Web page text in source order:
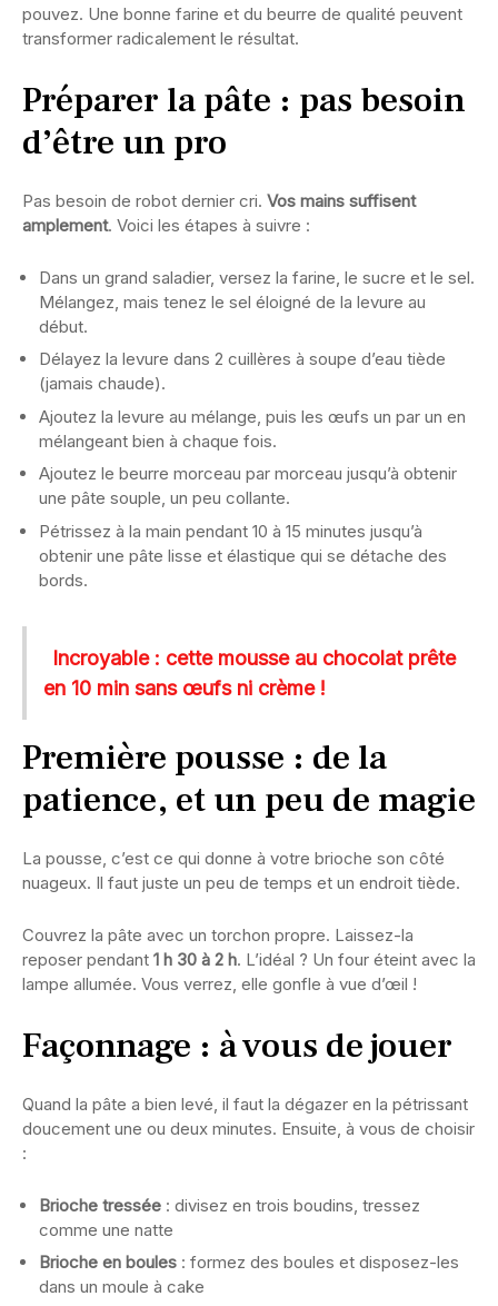
pouvez. Une bonne farine et du beurre de qualité peuvent
transformer radicalement le résultat.
Préparer la pâte : pas besoin
d’être un pro
Pas besoin de robot dernier cri. Vos mains suffisent
amplement. Voici les étapes à suivre :
Dans un grand saladier, versez la farine, le sucre et le sel.
Mélangez, mais tenez le sel éloigné de la levure au
début.
Délayez la levure dans 2 cuillères à soupe d’eau tiède
(jamais chaude).
Ajoutez la levure au mélange, puis les œufs un par un en
mélangeant bien à chaque fois.
Ajoutez le beurre morceau par morceau jusqu’à obtenir
une pâte souple, un peu collante.
Pétrissez à la main pendant 10 à 15 minutes jusqu’à
obtenir une pâte lisse et élastique qui se détache des
bords.
Incroyable : cette mousse au chocolat prête
en 10 min sans œufs ni crème !
Première pousse : de la
patience, et un peu de magie
La pousse, c’est ce qui donne à votre brioche son côté
nuageux. Il faut juste un peu de temps et un endroit tiède.
Couvrez la pâte avec un torchon propre. Laissez-la
reposer pendant 1 h 30 à 2 h. L’idéal ? Un four éteint avec la
lampe allumée. Vous verrez, elle gonfle à vue d’œil !
Façonnage : à vous de jouer
Quand la pâte a bien levé, il faut la dégazer en la pétrissant
doucement une ou deux minutes. Ensuite, à vous de choisir
:
Brioche tressée : divisez en trois boudins, tressez
comme une natte
Brioche en boules : formez des boules et disposez-les
dans un moule à cake